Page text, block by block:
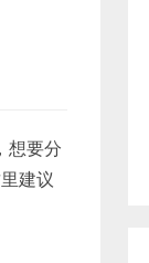
想要分
建议